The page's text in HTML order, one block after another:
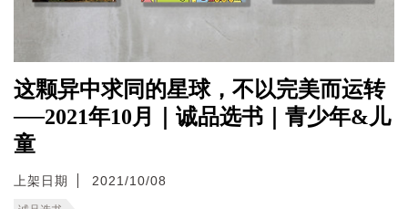
这颗异中求同的星球，不以完美而运转
──2021年10月｜诚品选书｜青少年&儿
童
上架日期 2021/10/08